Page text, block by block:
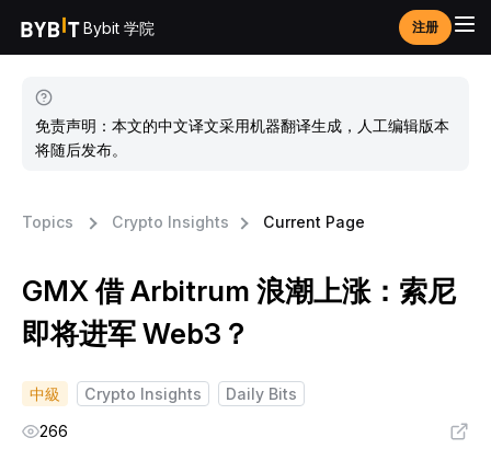
Bybit 学院 注册
免责声明：本文的中文译文采用机器翻译生成，人工编辑版本
将随后发布。
Topics Crypto Insights Current Page
GMX 借 Arbitrum 浪潮上涨：索尼
即将进军 Web3？
中級 Crypto Insights
Daily Bits
266